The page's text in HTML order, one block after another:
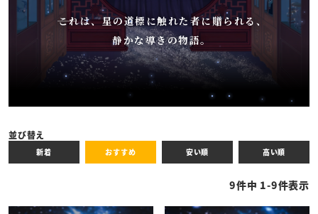
――これは、星の道標に触れた者に贈られる、
静かな導きの物語。
並び替え
新着 おすすめ 安い順 高い順
9件中 1-9件表示